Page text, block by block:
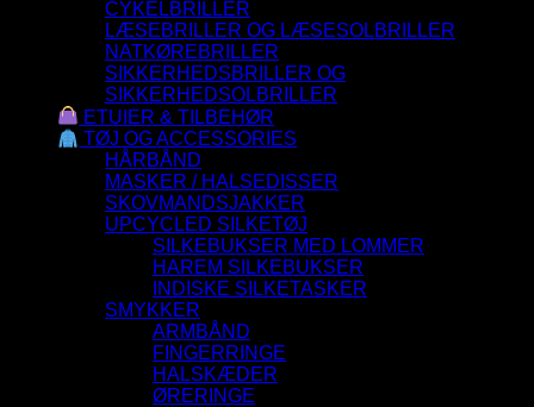
CYKELBRILLER
LÆSEBRILLER OG LÆSESOLBRILLER
NATKØREBRILLER
SIKKERHEDSBRILLER OG
SIKKERHEDSOLBRILLER
ETUIER & TILBEHØR
TØJ OG ACCESSORIES
HÅRBÅND
MASKER / HALSEDISSER
SKOVMANDSJAKKER
UPCYCLED SILKETØJ
SILKEBUKSER MED LOMMER
HAREM SILKEBUKSER
INDISKE SILKETASKER
SMYKKER
ARMBÅND
FINGERRINGE
HALSKÆDER
ØRERINGE